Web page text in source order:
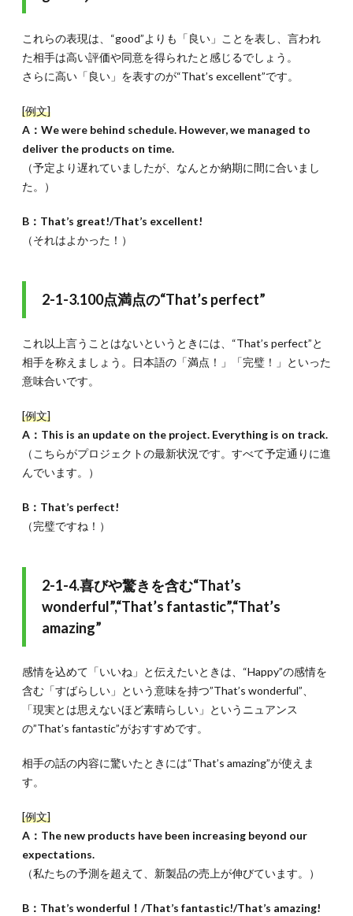
これらの表現は、“good”よりも「良い」ことを表し、言われ
た相手は高い評価や同意を得られたと感じるでしょう。
さらに高い「良い」を表すのが“That’s excellent”です。
[例文]
A：We were behind schedule. However, we managed to
deliver the products on time.
（予定より遅れていましたが、なんとか納期に間に合いまし
た。）
B：That’s great!/That’s excellent!
（それはよかった！）
2-1-3.100点満点の“That’s perfect”
これ以上言うことはないというときには、“That’s perfect”と
相手を称えましょう。日本語の「満点！」「完璧！」といった
意味合いです。
[例文]
A：This is an update on the project. Everything is on track.
（こちらがプロジェクトの最新状況です。すべて予定通りに進
んでいます。）
B：That’s perfect!
（完璧ですね！）
2-1-4.喜びや驚きを含む“That’s
wonderful”,“That’s fantastic”,“That’s
amazing”
感情を込めて「いいね」と伝えたいときは、“Happy”の感情を
含む「すばらしい」という意味を持つ”That’s wonderful”、
「現実とは思えないほど素晴らしい」というニュアンス
の”That’s fantastic”がおすすめです。
相手の話の内容に驚いたときには“That’s amazing”が使えま
す。
[例文]
A：The new products have been increasing beyond our
expectations.
（私たちの予測を超えて、新製品の売上が伸びています。）
B：That’s wonderful！/That’s fantastic!/That’s amazing!